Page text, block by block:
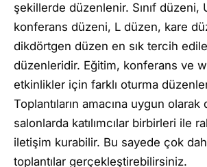
şekillerde düzenlenir. Sınıf düzeni,
konferans düzeni, L düzen, kare
dikdörtgen düzen en sık tercih
düzenleridir. Eğitim, konferans ve
etkinlikler için farklı oturma
Toplantıların amacına uygun
salonlarda katılımcılar birbirleri ile
iletişim kurabilir. Bu sayede çok
toplantılar gerçekleştirebilirsiniz.